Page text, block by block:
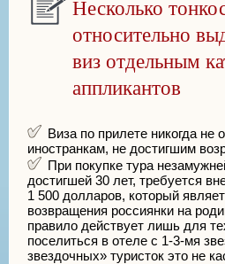
Несколько
относительно
виз отдельным
аппликантов
Виза по прилете никогда не
иностранкам, не достигшим
При покупке тура
достигшей 30 лет, требуется
1 500 долларов, который
возвращения россиянки на
правило действует лишь для
поселиться в отеле с 1-3-мя
звездочных» туристок это не